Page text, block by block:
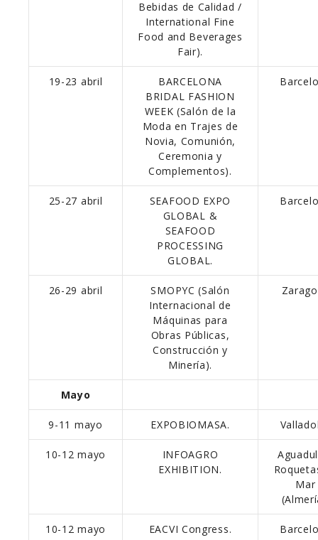
Bebidas de Calidad /
International Fine
Food and Beverages
Fair).
19-23 abril
BARCELONA
BRIDAL FASHION
WEEK (Salón de la
Moda en Trajes de
Novia, Comunión,
Ceremonia y
Complementos).
25-27 abril
SEAFOOD EXPO
GLOBAL &
SEAFOOD
PROCESSING
GLOBAL.
26-29 abril
SMOPYC (Salón
Internacional de
Máquinas para
Obras Públicas,
Construcción y
Minería).
Mayo
9-11 mayo EXPOBIOMASA.
10-12 mayo
INFOAGRO
EXHIBITION.
Mar
10-12 mayo EACVI Congress.